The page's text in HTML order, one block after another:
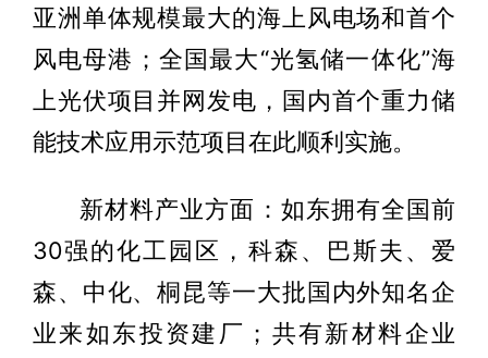
亚洲单体规模最大的海上风电场和首个
风电母港；全国最大“光氢储一体化”海
上光伏项目并网发电，国内首个重力储
能技术应用示范项目在此顺利实施。
新材料产业方面：如东拥有全国前
30强的化工园区，科森、巴斯夫、爱
森、中化、桐昆等一大批国内外知名企
业来如东投资建厂；共有新材料企业